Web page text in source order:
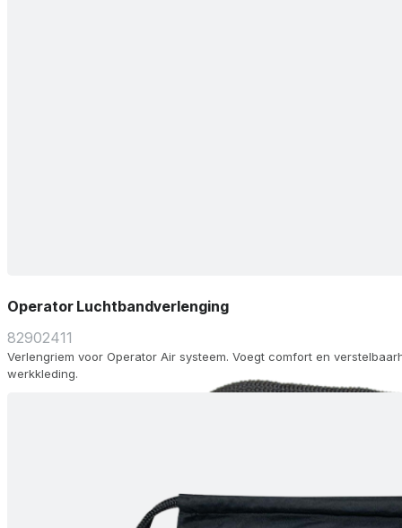
Operator Luchtbandverlenging
82902411
Verlengriem voor Operator Air systeem. Voegt comfort en
werkkleding.